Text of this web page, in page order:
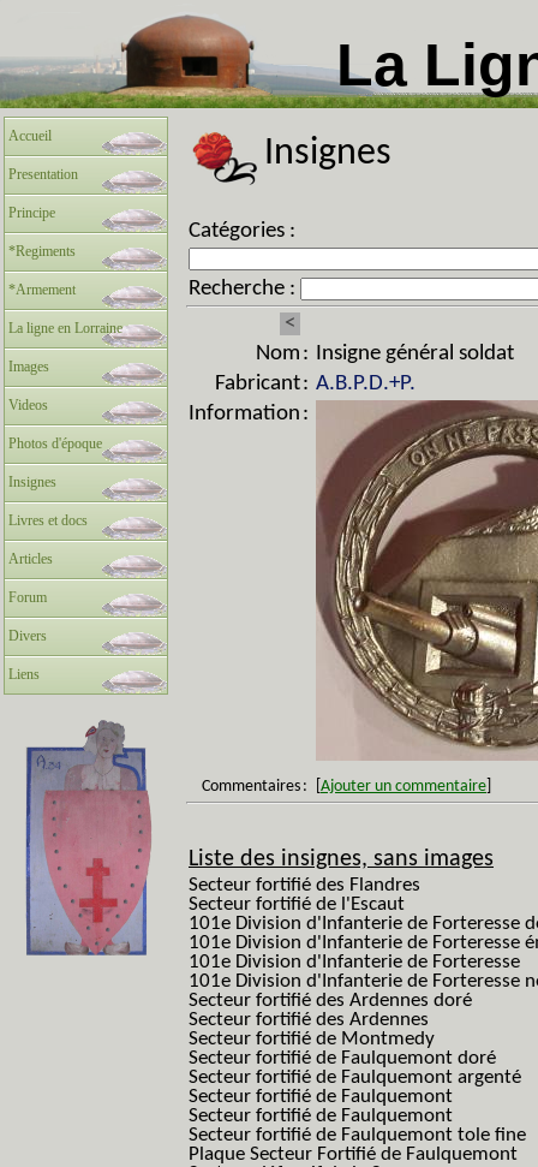
La
Accueil
Presentation
Principe
*Regiments
*Armement
La ligne en Lorraine
Images
Videos
Photos d'époque
Insignes
Livres et docs
Articles
Forum
Divers
Liens
Insignes
Catégories :
Recherche :
<
Nom : Insigne général soldat
Fabricant: A.B.P.D.+P.
Information :
Commentaires : Ajouter un commentaire
Liste des insignes, sans images
Secteur fortifié des Flandres
Secteur fortifié de l'Escaut
101e Division d'Infanterie de Forteresse
101e Division d'Infanterie de Forteresse
101e Division d'Infanterie de Forteresse
101e Division d'Infanterie de Forteresse
Secteur fortifié des Ardennes doré
Secteur fortifié des Ardennes
Secteur fortifié de Montmedy
Secteur fortifié de Faulquemont doré
Secteur fortifié de Faulquemont argenté
Secteur fortifié de Faulquemont
Secteur fortifié de Faulquemont
Secteur fortifié de Faulquemont tole fine
Plaque Secteur Fortifié de Faulquemont